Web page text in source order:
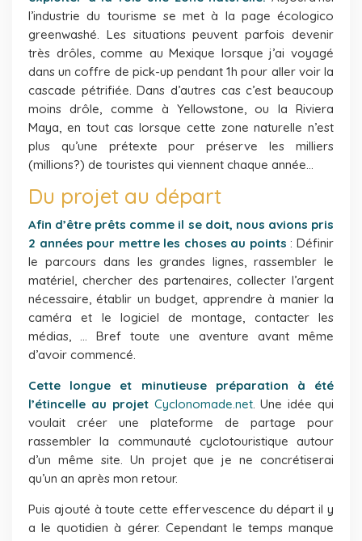
l’industrie du tourisme se met à la page écologico
greenwashé. Les situations peuvent parfois devenir
très drôles, comme au Mexique lorsque j’ai voyagé
dans un coffre de pick-up pendant 1h pour aller voir la
cascade pétrifiée. Dans d’autres cas c’est beaucoup
moins drôle, comme à Yellowstone, ou la Riviera
Maya, en tout cas lorsque cette zone naturelle n’est
plus qu’une prétexte pour préserve les milliers
(millions?) de touristes qui viennent chaque année…
Du projet au départ
Afin d’être prêts comme il se doit, nous avions pris
2 années pour mettre les choses au points : Définir
le parcours dans les grandes lignes, rassembler le
matériel, chercher des partenaires, collecter l’argent
nécessaire, établir un budget, apprendre à manier la
caméra et le logiciel de montage, contacter les
médias, … Bref toute une aventure avant même
d’avoir commencé.
Cette longue et minutieuse préparation à été
l’étincelle au projet Cyclonomade.net. Une idée qui
voulait créer une plateforme de partage pour
rassembler la communauté cyclotouristique autour
d’un même site. Un projet que je ne concrétiserai
qu’un an après mon retour.
Puis ajouté à toute cette effervescence du départ il y
a le quotidien à gérer. Cependant le temps manque